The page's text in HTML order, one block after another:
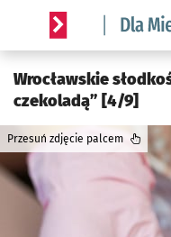
Serwis informacyjny
Wrocławskie
czekoladą” [4/9]
Przesuń zdjęcie palcem